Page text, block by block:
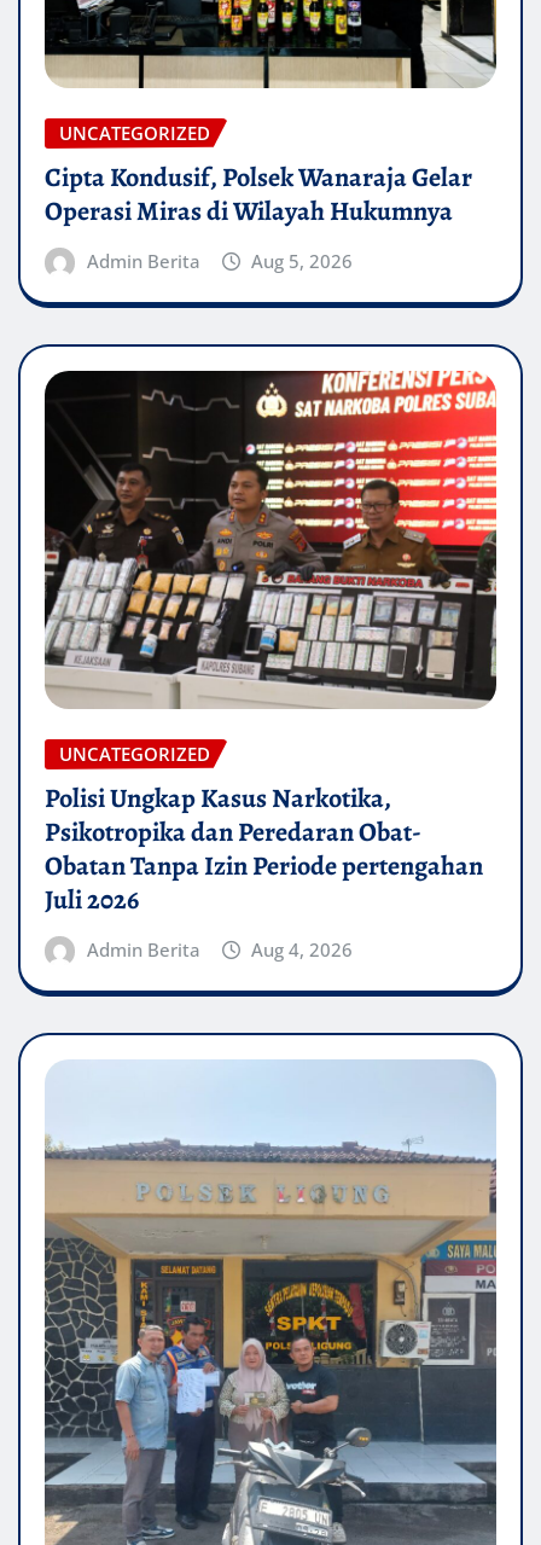
UNCATEGORIZED
Cipta Kondusif, Polsek Wanaraja Gelar
Operasi Miras di Wilayah Hukumnya
Admin Berita Aug 5, 2026
UNCATEGORIZED
Polisi Ungkap Kasus Narkotika,
Psikotropika dan Peredaran Obat-
Obatan Tanpa Izin Periode pertengahan
Juli 2026
Admin Berita Aug 4, 2026